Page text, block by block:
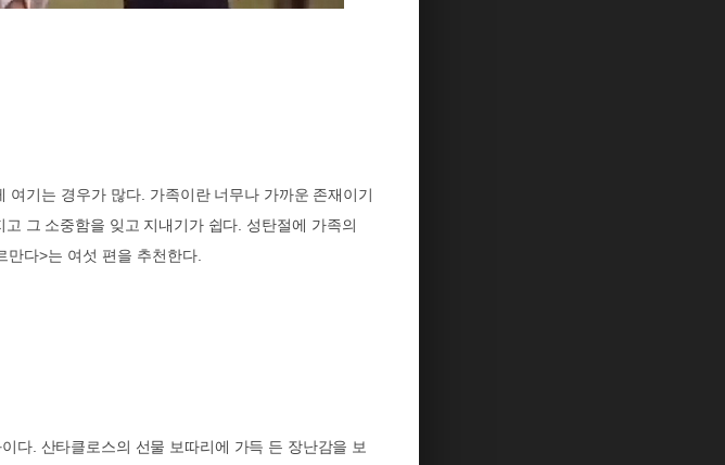
여기는 경우가 많다. 가족이란 너무나 가까운 존재이기
그 소중함을 잊고 지내기가 쉽다. 성탄절에 가족의
만다>는 여섯 편을 추천한다.
다. 산타클로스의 선물 보따리에 가득 든 장난감을 보